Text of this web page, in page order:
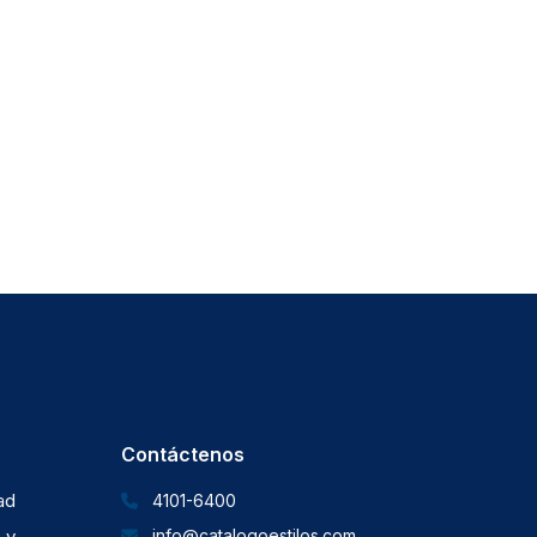
Contáctenos
4101-6400